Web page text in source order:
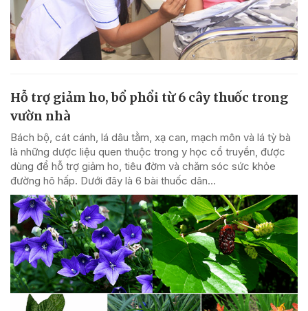
Hỗ trợ giảm ho, bổ phổi từ 6 cây thuốc trong
vườn nhà
Bách bộ, cát cánh, lá dâu tằm, xạ can, mạch môn và lá tỳ bà
là những dược liệu quen thuộc trong y học cổ truyền, được
dùng để hỗ trợ giảm ho, tiêu đờm và chăm sóc sức khỏe
đường hô hấp. Dưới đây là 6 bài thuốc dân...